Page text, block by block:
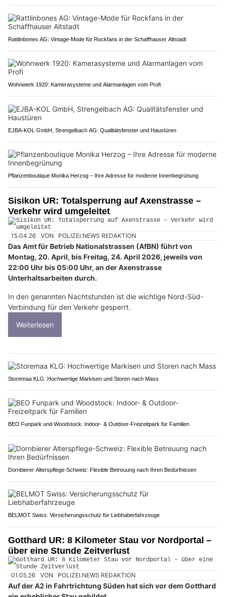
Rattlinbones AG: Vintage-Mode für Rockfans in der Schaffhauser Altstadt
Wohnwerk 1920: Kamerasysteme und Alarmanlagen vom Profi
EJBA-KOL GmbH, Strengelbach AG: Qualitätsfenster und Haustüren
Pflanzenboutique Monika Herzog – Ihre Adresse für moderne Innenbegrünung
Sisikon UR: Totalsperrung auf Axenstrasse –
Verkehr wird umgeleitet
15.04.26 VON POLIZEI.NEWS REDAKTION
Das Amt für Betrieb Nationalstrassen (AfBN) führt von
Montag, 20. April, bis Freitag, 24. April 2026, jeweils von
22:00 Uhr bis 05:00 Uhr, an der Axenstrasse
Unterhaltsarbeiten durch.
In den genannten Nachtstunden ist die wichtige Nord-Süd-
Verbindung für den Verkehr gesperrt.
Weiterlesen
Storemaa KLG: Hochwertige Markisen und Storen nach Mass
BEO Funpark und Woodstock: Indoor- & Outdoor-Freizeitpark für Familien
Dornbierer Alterspflege-Schweiz: Flexible Betreuung nach Ihren Bedürfnissen
BELMOT Swiss: Versicherungsschutz für Liebhaberfahrzeuge
Gotthard UR: 8 Kilometer Stau vor Nordportal –
über eine Stunde Zeitverlust
01.05.26 VON POLIZEI.NEWS REDAKTION
Auf der A2 in Fahrtrichtung Süden hat sich vor dem Gotthard